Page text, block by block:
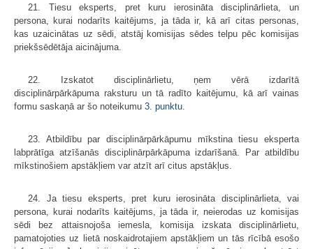
21. Tiesu eksperts, pret kuru ierosināta disciplinārlieta, un
persona, kurai nodarīts kaitējums, ja tāda ir, kā arī citas personas,
kas uzaicinātas uz sēdi, atstāj komisijas sēdes telpu pēc komisijas
priekšsēdētāja aicinājuma.
22. Izskatot disciplinārlietu, ņem vērā izdarītā
disciplinārpārkāpuma raksturu un tā radīto kaitējumu, kā arī vainas
formu saskaņā ar šo noteikumu 3. punktu
23. Atbildību par disciplinārpārkāpumu mīkstina tiesu eksperta
labprātīga atzīšanās disciplinārpārkāpuma izdarīšanā. Par atbildību
mīkstinošiem apstākļiem var atzīt arī citus apstākļus.
24. Ja tiesu eksperts, pret kuru ierosināta disciplinārlieta, vai
persona, kurai nodarīts kaitējums, ja tāda ir, neierodas uz komisijas
sēdi bez attaisnojoša iemesla, komisija izskata disciplinārlietu,
pamatojoties uz lietā noskaidrotajiem apstākļiem un tās rīcībā esošo